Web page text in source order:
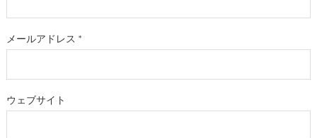
メールアドレス *
ウェブサイト